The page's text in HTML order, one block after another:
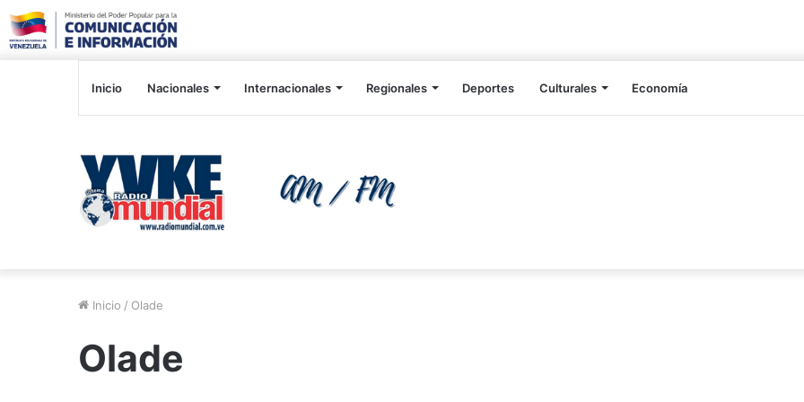
Inicio Nacionales Internacionales Regionales Deportes Culturales Economía
Inicio / Olade
Olade